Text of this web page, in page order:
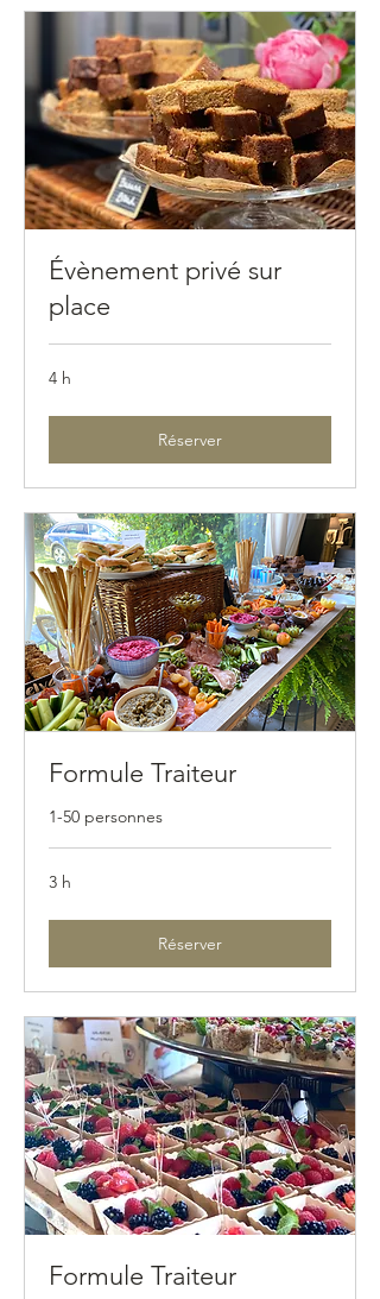
Évènement privé sur
place
4 h
Réserver
Formule Traiteur
1-50 personnes
3 h
Réserver
Formule Traiteur